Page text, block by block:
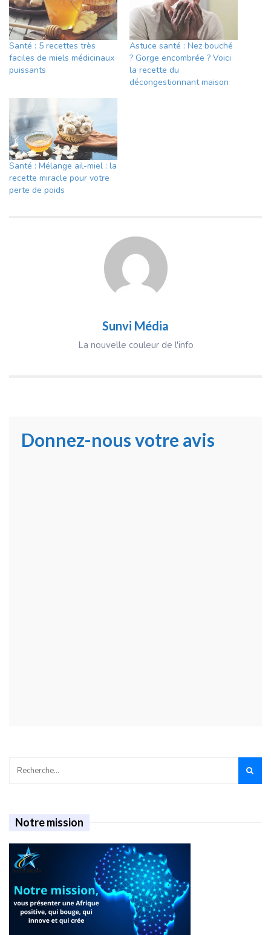
Santé : 5 recettes très
faciles de miels médicinaux
puissants
Astuce santé : Nez bouché
? Gorge encombrée ? Voici
la recette du
décongestionnant maison
Santé : Mélange ail-miel : la
recette miracle pour votre
perte de poids
Sunvi Média
La nouvelle couleur de l'info
Donnez-nous votre avis
Notre mission